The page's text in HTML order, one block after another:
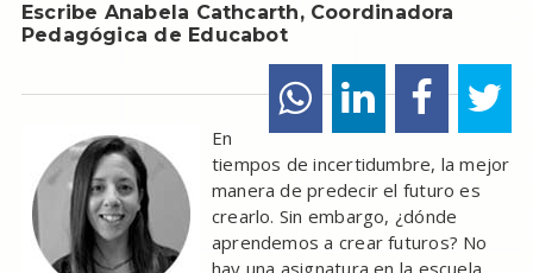
Escribe Anabela Cathcarth, Coordinadora
Pedagógica de Educabot
En
tiempos de incertidumbre, la mejor
manera de predecir el futuro es
crearlo. Sin embargo, ¿dónde
aprendemos a crear futuros? No